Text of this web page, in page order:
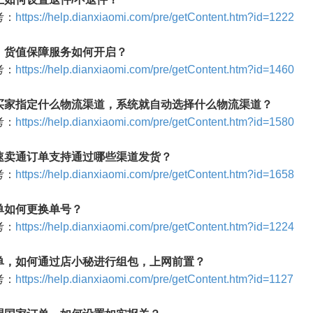
https://help.dianxiaomi.com/pre/getContent.htm?id=1222
值保障服务如何开启？
https://help.dianxiaomi.com/pre/getContent.htm?id=1460
家指定什么物流渠道，系统就自动选择什么物流渠道？
https://help.dianxiaomi.com/pre/getContent.htm?id=1580
卖通订单支持通过哪些渠道发货？
https://help.dianxiaomi.com/pre/getContent.htm?id=1658
何更换单号？
https://help.dianxiaomi.com/pre/getContent.htm?id=1224
，如何通过店小秘进行组包，上网前置？
https://help.dianxiaomi.com/pre/getContent.htm?id=1127